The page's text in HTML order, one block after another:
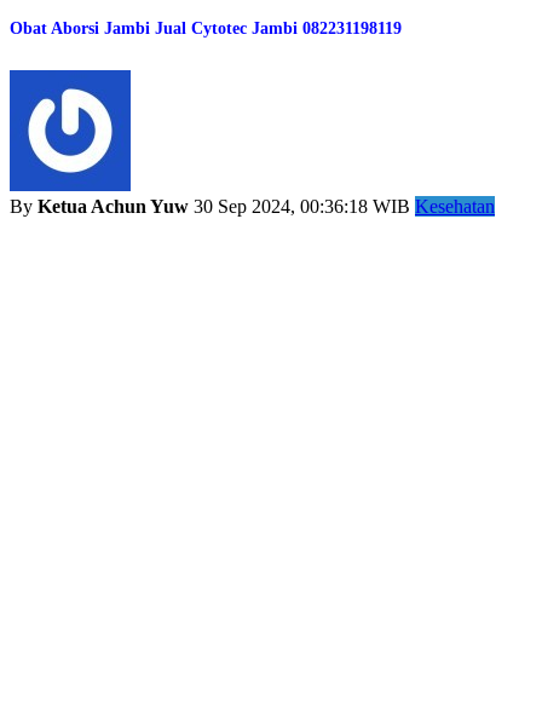
Obat Aborsi Jambi Jual Cytotec Jambi 082231198119
By Ketua Achun Yuw 30 Sep 2024, 00:36:18 WIB Kesehatan